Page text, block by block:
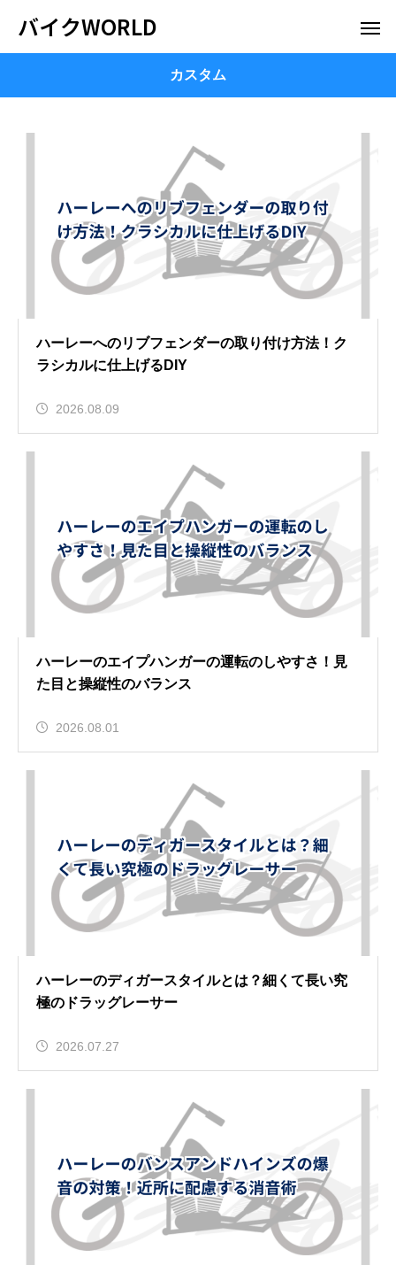
バイクWORLD
カスタム
ハーレーへのリブフェンダーの取り付け方法！ク
ラシカルに仕上げるDIY
2026.08.09
ハーレーのエイプハンガーの運転のしやすさ！見
た目と操縦性のバランス
2026.08.01
ハーレーのディガースタイルとは？細くて長い究
極のドラッグレーサー
2026.07.27